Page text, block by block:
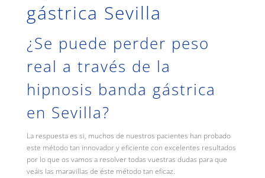
gástrica Sevilla
¿Se puede perder peso
real a través de la
hipnosis banda gástrica
en Sevilla?
La respuesta es si, muchos de nuestros pacientes han probado
este método tan innovador y eficiente con excelentes resultados
por lo que os vamos a resolver todas vuestras dudas para que
veáis las maravillas de éste método tan eficaz.